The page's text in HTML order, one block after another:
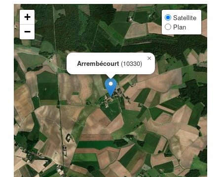
Arrembécourt (10330)
×
+
−
Satellite
Plan